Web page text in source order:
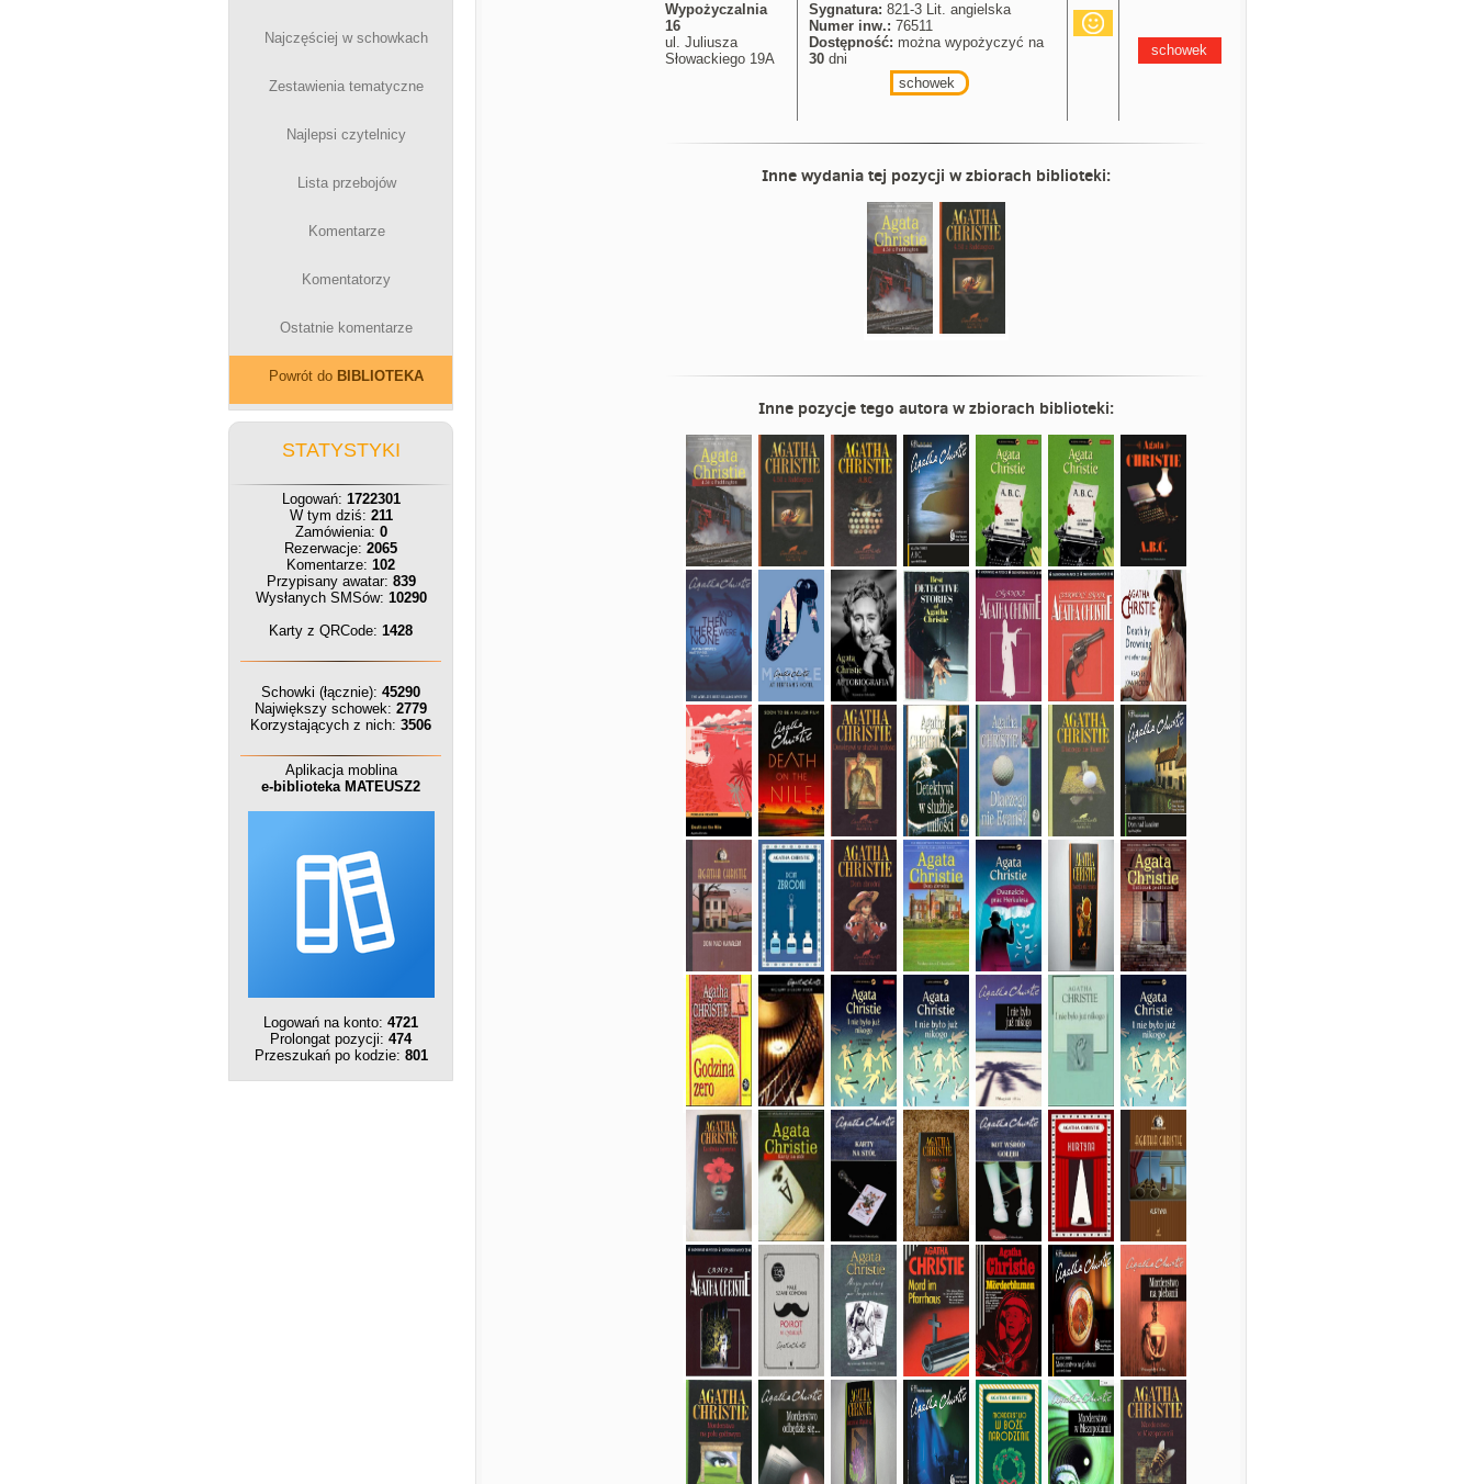
Najczęściej w schowkach
Zestawienia tematyczne
Najlepsi czytelnicy
Lista przebojów
Komentarze
Komentatorzy
Ostatnie komentarze
Powrót do BIBLIOTEKA
STATYSTYKI
Logowań: 1722301
W tym dziś: 211
Zamówienia: 0
Rezerwacje: 2065
Komentarze: 102
Przypisany awatar: 839
Wysłanych SMSów: 10290
Karty z QRCode: 1428
Schowki (łącznie): 45290
Największy schowek: 2779
Korzystających z nich: 3506
Aplikacja moblina
e-biblioteka MATEUSZ2
Logowań na konto: 4721
Prolongat pozycji: 474
Przeszukań po kodzie: 801
Wypożyczalnia
16
ul. Juliusza
Słowackiego 19A
Sygnatura: 821-3 Lit. angielska
Numer inw.: 76511
Dostępność: można wypożyczyć na
30 dni
schowek
schowek
Inne wydania tej pozycji w zbiorach biblioteki:
Inne pozycje tego autora w zbiorach biblioteki: